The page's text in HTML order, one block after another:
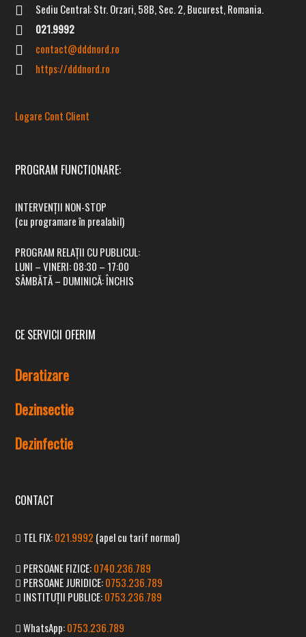
Sediu Central: Str. Orzari, 58B, Sec. 2, Bucurest, Romania.
021.9992
contact@dddnord.ro
https://dddnord.ro
Logare Cont Client
PROGRAM FUNCTIONARE:
INTERVENȚII NON-STOP
(cu programare în prealabil)
PROGRAM RELAȚII CU PUBLICUL:
LUNI – VINERI:08:30 – 17:00
SÂMBĂTĂ – DUMINICĂ:ÎNCHIS
CE SERVICII OFERIM
Deratizare
Dezinsectie
Dezinfectie
CONTACT
TEL FIX:021.9992 (apel cu tarif normal)
PERSOANE FIZICE:0740.236.789
PERSOANE JURIDICE:0753.236.789
INSTITUȚII PUBLICE:0753.236.789
WhatsApp:0753.236.789